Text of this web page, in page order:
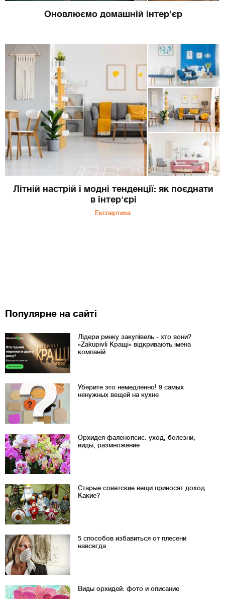
Оновлюємо домашній інтер’єр
Літній настрій і модні тенденції: як поєднати
в інтер'єрі
Експертиза
Популярне на сайті
Лідери ринку закупівель - хто вони?
«Zakupivli Кращі» відкривають імена
компаній
Уберите это немедленно! 9 самых
ненужных вещей на кухне
Орхидея фаленопсис: уход, болезни,
виды, размножение
Старые советские вещи приносят доход.
Какие?
5 способов избавиться от плесени
навсегда
Виды орхидей: фото и описание